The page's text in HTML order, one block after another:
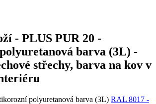
- PLUS PUR 20 -
barva (3L) -
střechy, barva na kov v
polyuretanová barva (3L) RAL 8017 -